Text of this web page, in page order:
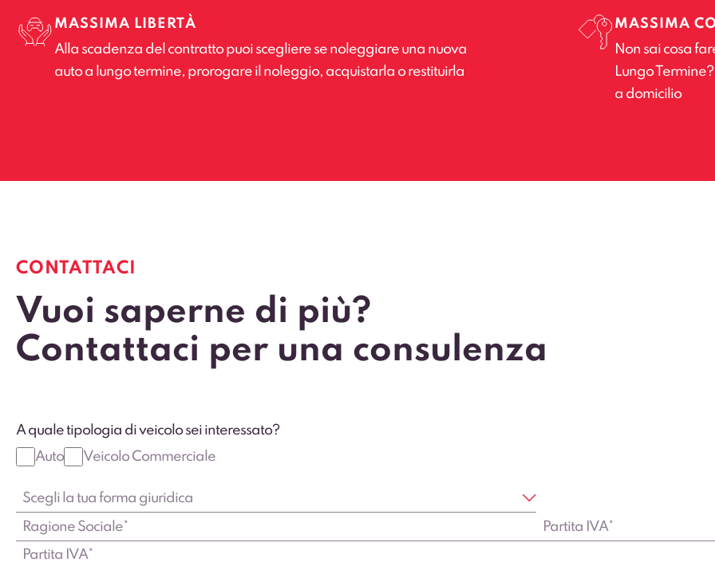
MASSIMA LIBERTÀ
Alla scadenza del contratto puoi scegliere se noleggiare una nuova
auto a lungo termine, prorogare il noleggio, acquistarla o restituirla
MASSIMA
Non sai cosa
Lungo
a domicilio
CONTATTACI
Vuoi saperne di più?
Contattaci per una consulenza
A quale tipologia di veicolo sei interessato?
Auto
Veicolo Commerciale